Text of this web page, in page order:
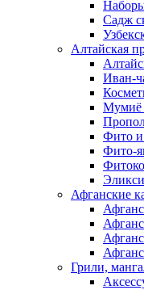
Садж
Алтайская
Иван-
Мумиё
Фито и
Фито-
Афганские
Грили,